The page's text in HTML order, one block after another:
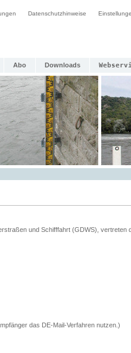
Datenschutzhinweise
Abo Downloads
und Schifffahrt (GDWS), vertreten
das DE-Mail-Verfahren nutzen.)